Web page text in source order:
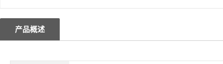
产品概述